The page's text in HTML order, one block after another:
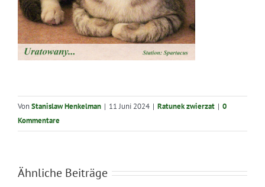
VonStanislaw Henkelman | 11 Juni 2024 | Ratunek zwierzat | 0
Kommentare
Ähnliche Beiträge